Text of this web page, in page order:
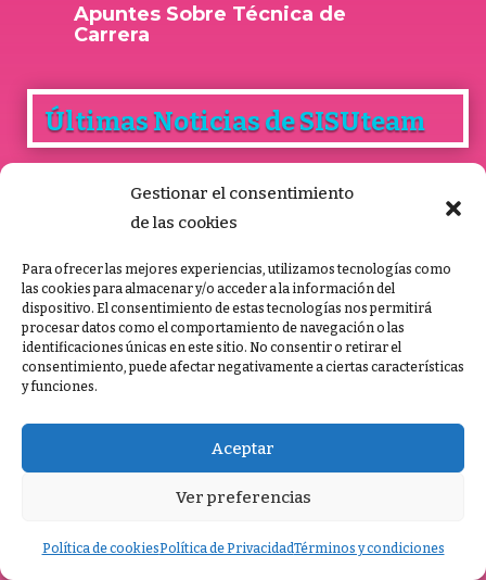
Gestionar el consentimiento
de las cookies
Para ofrecer las mejores experiencias, utilizamos tecnologías como
las cookies para almacenar y/o acceder a la información del
dispositivo. El consentimiento de estas tecnologías nos permitirá
procesar datos como el comportamiento de navegación o las
identificaciones únicas en este sitio. No consentir o retirar el
consentimiento, puede afectar negativamente a ciertas características
y funciones.
Aceptar
Ver preferencias
Política de cookiesPolítica de PrivacidadTérminos y condiciones
Apuntes Sobre Técnica de
Carrera
Últimas Noticias de SISUteam
Nuestro Grupo de
Entrenamiento?
Sí, quiero.